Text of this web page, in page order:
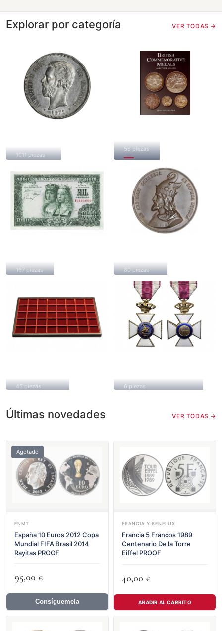
Explorar por categoría VER TODAS →
1011 piezas
56 piezas
167 piezas 80 piezas
45 piezas 6 piezas
Últimas novedades VER TODAS →
Agotado
FNMT
España 10 Euros 2012 Copa
Mundial FIFA Brasil 2014
Rayitas PROOF
95,00 €
Consíguemela
FRANCIA Y BENELUX
Francia 5 Francos 1989
Centenario De la Torre
Eiffel PROOF
40,00 €
AÑADIR AL CARRITO